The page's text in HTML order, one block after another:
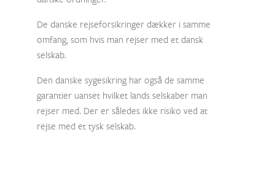
De danske rejseforsikringer dækker i samme
omfang, som hvis man rejser med et dansk
selskab.
Den danske sygesikring har også de samme
garantier uanset hvilket lands selskaber man
rejser med. Der er således ikke risiko ved at
rejse med et tysk selskab.